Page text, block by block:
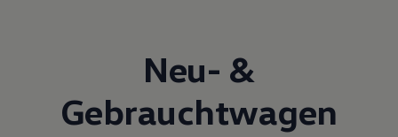
Neu- &
Gebrauchtwagen